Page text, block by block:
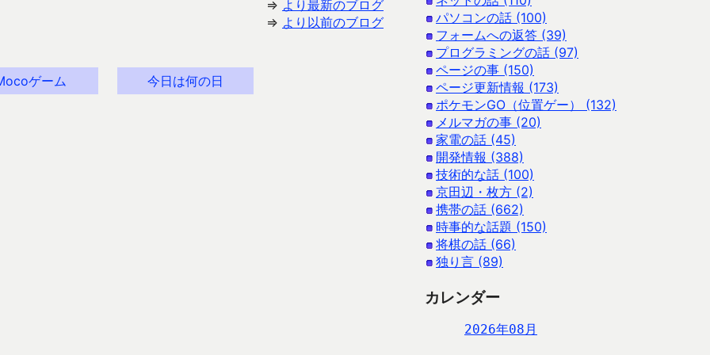
⇒ より最新のブログ
⇒ より以前のブログ
ゲーム 今日は何の日
パソコンの話 (100)
フォームへの返答 (39)
プログラミングの話 (97)
ページの事 (150)
ページ更新情報 (173)
ポケモンGO（位置ゲー） (132)
メルマガの事 (20)
家電の話 (45)
開発情報 (388)
技術的な話 (100)
京田辺・枚方 (2)
携帯の話 (662)
時事的な話題 (150)
将棋の話 (66)
独り言 (89)
カレンダー
2026年08月